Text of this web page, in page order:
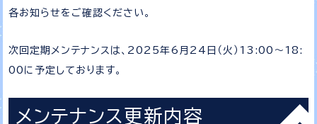
各お知らせをご確認ください。
次回定期メンテナンスは、2025年6月24日（火）13:00～18:
00に予定しております。
メンテナンス更新内容